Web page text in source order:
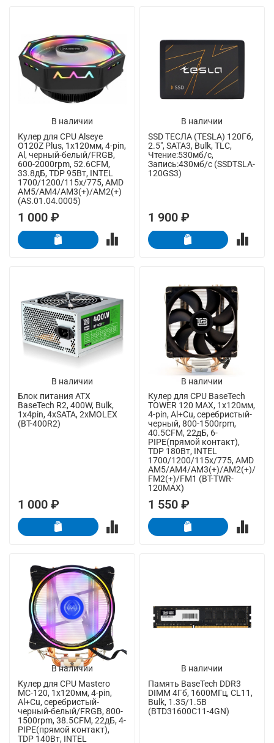
В наличии
Кулер для CPU Alseye
O120Z Plus, 1х120мм, 4-pin,
Al, черный-белый/FRGB,
600-2000rpm, 52.6CFM,
33.8дБ, TDP 95Вт, INTEL
1700/1200/115x/775, AMD
AM5/AM4/AM3(+)/AM2(+)
(AS.01.04.0005)
1 000 ₽
В наличии
SSD ТЕСЛА (TESLA) 120Гб,
2.5", SATA3, Bulk, TLC,
Чтение:530мб/с,
Запись:430мб/с (SSDTSLA-
120GS3)
1 900 ₽
В наличии
Блок питания ATX
BaseTech R2, 400W, Bulk,
1x4pin, 4xSATA, 2xMOLEX
(BT-400R2)
1 000 ₽
В наличии
Кулер для CPU BaseTech
TOWER 120 MAX, 1х120мм,
4-pin, Al+Cu, серебристый-
черный, 800-1500rpm,
40.5CFM, 22дБ, 6-
PIPE(прямой контакт),
TDP 180Вт, INTEL
1700/1200/115x/775, AMD
AM5/AM4/AM3(+)/AM2(+)/
FM2(+)/FM1 (BT-TWR-
120MAX)
1 550 ₽
В наличии
Кулер для CPU Mastero
MC-120, 1х120мм, 4-pin,
Al+Cu, серебристый-
черный-белый/FRGB, 800-
1500rpm, 38.5CFM, 22дБ, 4-
PIPE(прямой контакт),
TDP 140Вт, INTEL
В наличии
Память BaseTech DDR3
DIMM 4Гб, 1600МГц, CL11,
Bulk, 1.35/1.5В
(BTD31600C11-4GN)